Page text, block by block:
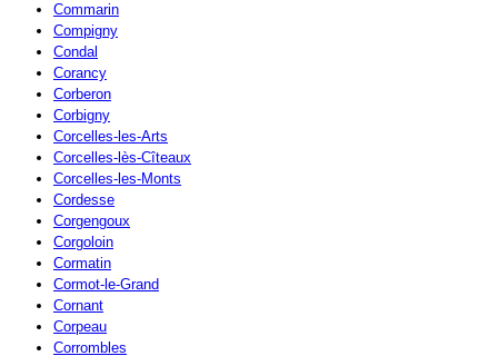
Commarin
Compigny
Condal
Corancy
Corberon
Corbigny
Corcelles-les-Arts
Corcelles-lès-Cîteaux
Corcelles-les-Monts
Cordesse
Corgengoux
Corgoloin
Cormatin
Cormot-le-Grand
Cornant
Corpeau
Corrombles